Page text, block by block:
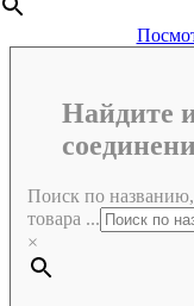
Найдите
Поиск по названию,
товара ...
×